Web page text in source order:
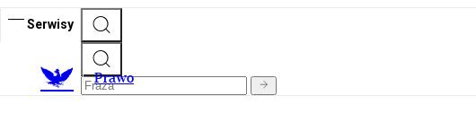
Serwisy
Prawo